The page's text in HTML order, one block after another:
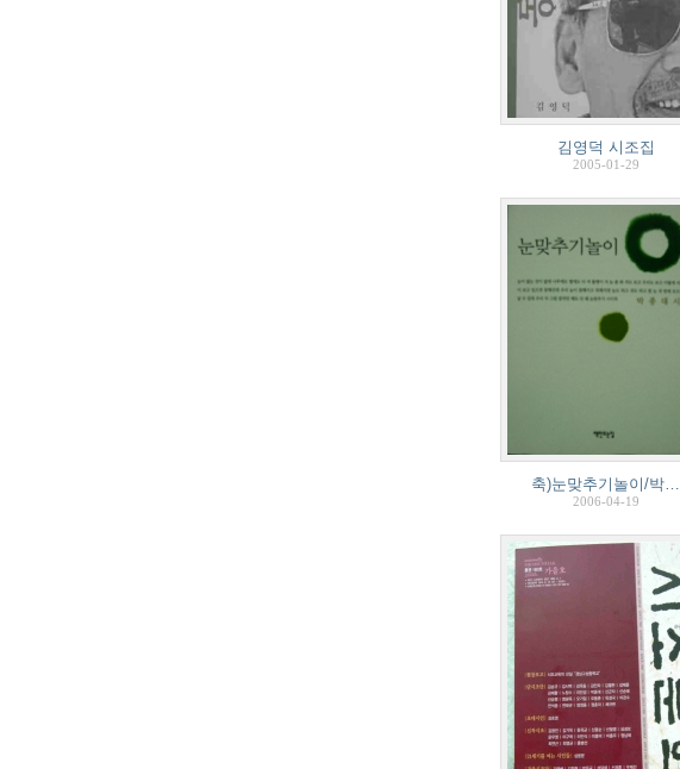
김영덕 시조집
2005-01-29
축)눈맞추기놀이/박…
2006-04-19